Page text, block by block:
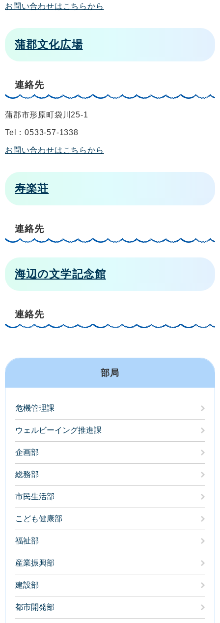
お問い合わせはこちらから
蒲郡文化広場
連絡先
蒲郡市形原町袋川25-1
Tel：0533-57-1338
お問い合わせはこちらから
寿楽荘
連絡先
海辺の文学記念館
連絡先
部局
危機管理課
ウェルビーイング推進課
企画部
総務部
市民生活部
こども健康部
福祉部
産業振興部
建設部
都市開発部